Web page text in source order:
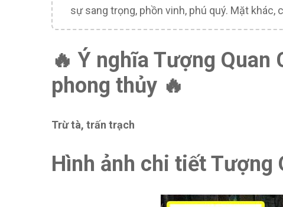
sự sang trọng, phồn vinh, phú quý. Mặt
🔥 Ý nghĩa Tượng Quan
phong thủy 🔥
Trừ tà, trấn trạch
Hình ảnh chi tiết Tượng